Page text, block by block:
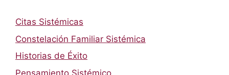
Citas Sistémicas
Constelación Familiar Sistémica
Historias de Éxito
Pensamiento Sistémico